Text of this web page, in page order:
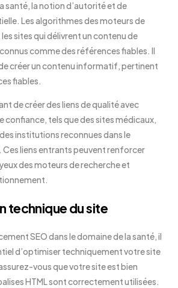
santé, la notion d’autorité et de
Les algorithmes des moteurs de
sites qui délivrent un contenu de
comme des références fiables. Il
créer un contenu informatif, pertinent
fiables.
de créer des liens de qualité avec
confiance, tels que des sites médicaux,
institutions reconnues dans le
Ces liens entrants peuvent renforcer
des moteurs de recherche et
technique du site
SEO dans le domaine de la santé, il
d’optimiser techniquement votre site
vous que votre site est bien
HTML sont correctement utilisées.